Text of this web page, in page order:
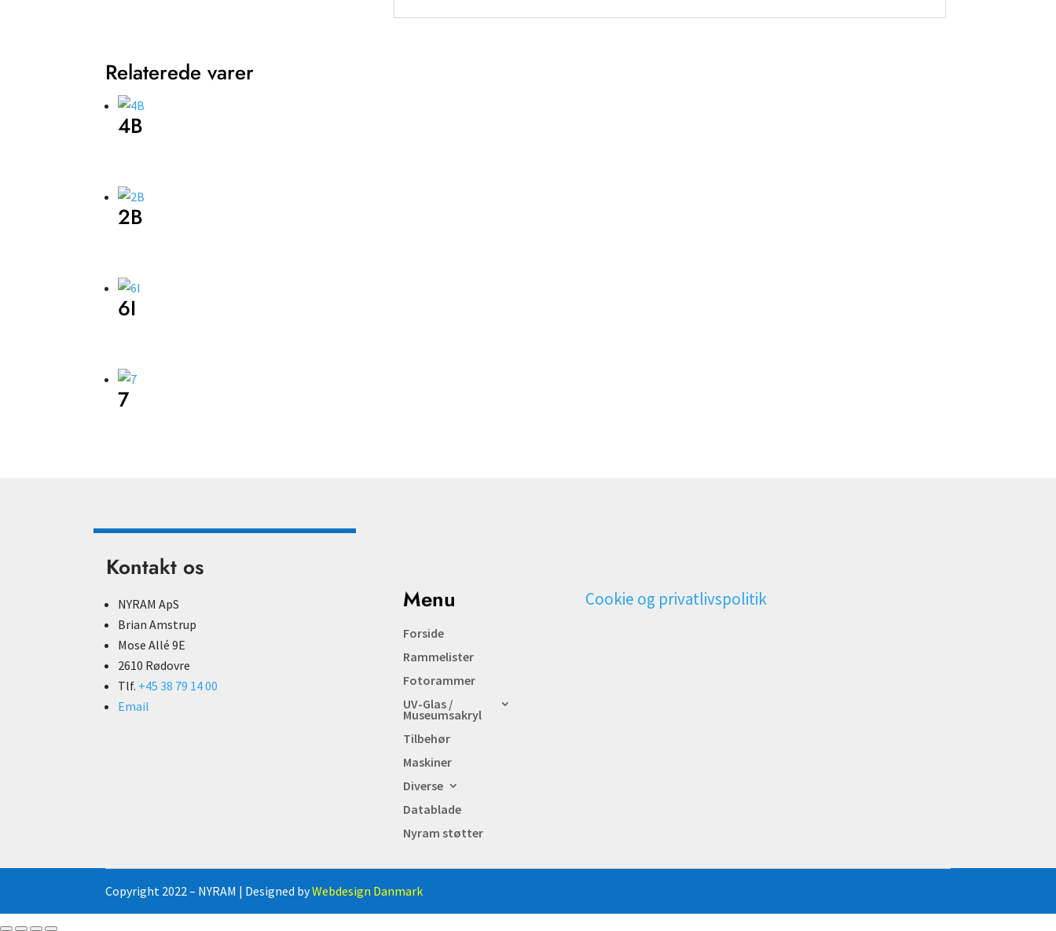
Relaterede varer
4B
2B
6I
7
Kontakt os
NYRAM ApS
Brian Amstrup
Mose Allé 9E
2610 Rødovre
Tlf. +45 38 79 14 00
Email
Menu
Forside
Rammelister
Fotorammer
UV-Glas /
Museumsakryl
Tilbehør
Maskiner
Diverse
Datablade
Nyram støtter
Cookie og privatlivspolitik
Copyright 2022 – NYRAM | Designed byWebdesign Danmark